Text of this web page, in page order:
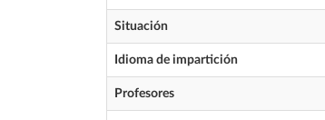
Situación
Idioma de impartición
Profesores